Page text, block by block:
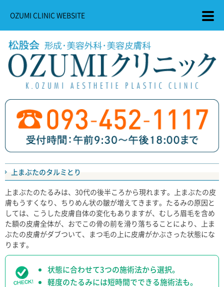
OZUMI CLINIC WEBSITE
上まぶたのタルミとり
上まぶたのたるみは、30代の後半ころから現れます。上まぶたの皮
膚もうすくなり、ちりめん状の皺が増えてきます。たるみの原因と
しては、こうした皮膚自体の変化もありますが、むしろ眉毛を含め
た額の皮膚全体が、おでこの骨の前を滑り落ちることにより、上ま
ぶたの皮膚がダブついて、まつ毛の上に皮膚がかぶさった状態にな
ります。
状態に合わせて3つの施術法から選択。
軽度のたるみには短時間でできる施術法も。